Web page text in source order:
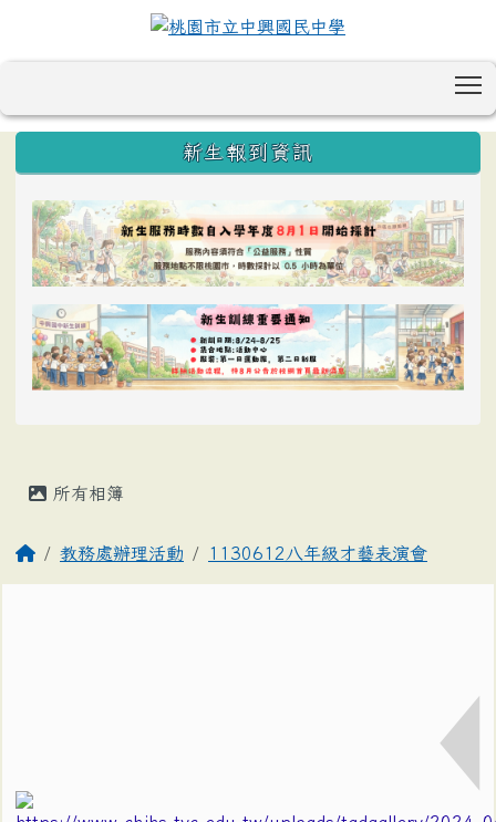
:::
新生報到資訊
所有相簿
教務處辦理活動 1130612八年級才藝表演會